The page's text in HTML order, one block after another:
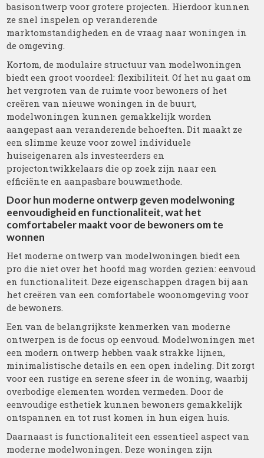
basisontwerp voor grotere projecten. Hierdoor kunnen
ze snel inspelen op veranderende
marktomstandigheden en de vraag naar woningen in
de omgeving.
Kortom, de modulaire structuur van modelwoningen
biedt een groot voordeel: flexibiliteit. Of het nu gaat om
het vergroten van de ruimte voor bewoners of het
creëren van nieuwe woningen in de buurt,
modelwoningen kunnen gemakkelijk worden
aangepast aan veranderende behoeften. Dit maakt ze
een slimme keuze voor zowel individuele
huiseigenaren als investeerders en
projectontwikkelaars die op zoek zijn naar een
efficiënte en aanpasbare bouwmethode.
Door hun moderne ontwerp geven modelwoning
eenvoudigheid en functionaliteit, wat het
comfortabeler maakt voor de bewoners om te
wonnen
Het moderne ontwerp van modelwoningen biedt een
pro die niet over het hoofd mag worden gezien: eenvoud
en functionaliteit. Deze eigenschappen dragen bij aan
het creëren van een comfortabele woonomgeving voor
de bewoners.
Een van de belangrijkste kenmerken van moderne
ontwerpen is de focus op eenvoud. Modelwoningen met
een modern ontwerp hebben vaak strakke lijnen,
minimalistische details en een open indeling. Dit zorgt
voor een rustige en serene sfeer in de woning, waarbij
overbodige elementen worden vermeden. Door de
eenvoudige esthetiek kunnen bewoners gemakkelijk
ontspannen en tot rust komen in hun eigen huis.
Daarnaast is functionaliteit een essentieel aspect van
moderne modelwoningen. Deze woningen zijn